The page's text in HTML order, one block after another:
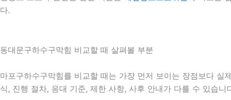
다.
동대문구하수구막힘 비교할 때 살펴볼 부분
마포구하수구막힘를 비교할 때는 가장 먼저 보이는 장점보다
식, 진행 절차, 응대 기준, 제한 사항, 사후 안내가 다를 수 있습